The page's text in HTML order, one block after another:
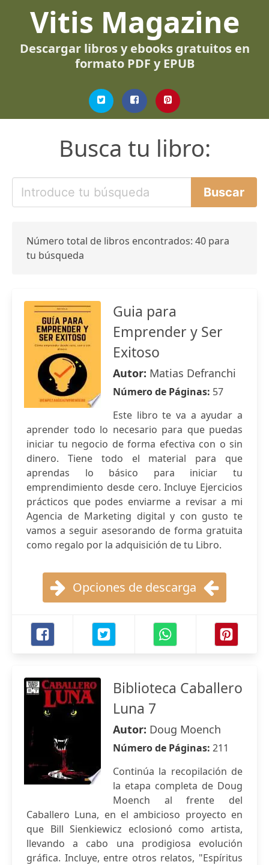
Vitis Magazine
Descargar libros y ebooks gratuitos en
formato PDF y EPUB
Busca tu libro:
Número total de libros encontrados: 40 para
tu búsqueda
Guia para
Emprender y Ser
Exitoso
Autor: Matias Defranchi
Número de Páginas: 57
Este libro te va a ayudar a
aprender todo lo necesario para que puedas
iniciar tu negocio de forma efectiva con o sin
dinero. Tiene todo el material para que
aprendas lo básico para iniciar tu
emprendimiento desde cero. Incluye Ejercicios
prácticos que podes enviarme a revisar a mi
Agencia de Marketing digital y con gusto te
vamos a seguir asesorando de forma gratuita
como regalo por la adquisición de tu Libro.
Opciones de descarga
Biblioteca Caballero
Luna 7
Autor: Doug Moench
Número de Páginas: 211
Continúa la recopilación de
la etapa completa de Doug
Moench al frente del
Caballero Luna, en el ambicioso proyecto en
que Bill Sienkiewicz eclosionó como artista,
llevando a cabo una prodigiosa evolución
gráfica. Incluye, entre otros relatos, "Espíritus